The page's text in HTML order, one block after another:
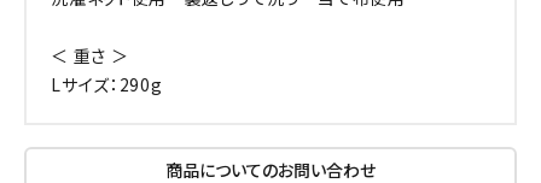
＜ 重さ ＞
Lサイズ：290g
商品についてのお問い合わせ